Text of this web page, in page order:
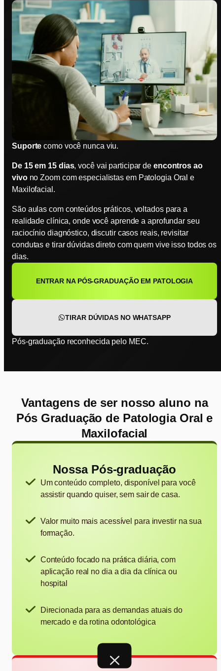
Suporte como você nunca viu.
De 15 em 15 dias, você vai participar de encontros ao
vivono Zoom com especialistas em Patologia Oral e
Maxilofacial.
São aulas com conteúdos práticos, voltados para a
realidade clínica, onde você aprende a aprofundar seu
raciocínio diagnóstico, discutir casos reais, revisitar
condutas e tirar dúvidas direto com quem vive isso todos os
dias.
ENTRAR NA PÓS-GRADUAÇÃO EM PATOLOGIA
TIRAR DÚVIDAS NO WHATSAPP
Pós-graduação reconhecida pelo MEC.
Vantagens de ser nosso aluno na
Pós Graduação de Patologia Oral e
Maxilofacial
Nossa Pós-graduação
Um conteúdo completo, disponível para você
assistir quando quiser, sem sair de casa.
Valor muito mais acessível para investir na sua
formação.
Conteúdo focado na prática diária, com
aplicação real no dia a dia da clínica ou
hospital
Direcionada para as demandas atuais do
mercado e da rotina odontológica